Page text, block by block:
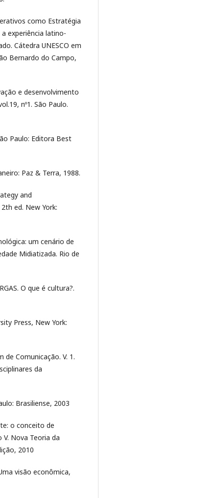
como Estratégia
experiência latino-
Cátedra UNESCO em
Bernardo do Campo,
e desenvolvimento
nº1. São Paulo.
Paulo: Editora Best
Paz & Terra, 1988.
and
ed. New York:
um cenário de
Midiatizada. Rio de
O que é cultura?.
Press, New York:
de Comunicação. V. 1.
da
Brasiliense, 2003
o conceito de
Nova Teoria da
2010
visão econômica,